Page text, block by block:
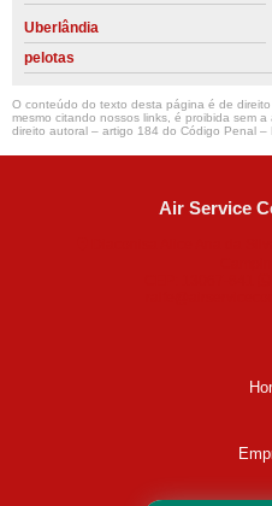
Uberlândia
pelotas
O conteúdo do texto desta página é de
mesmo citando nossos links, é proibida sem
direito autoral – artigo 184 do Código Penal –
Air Service